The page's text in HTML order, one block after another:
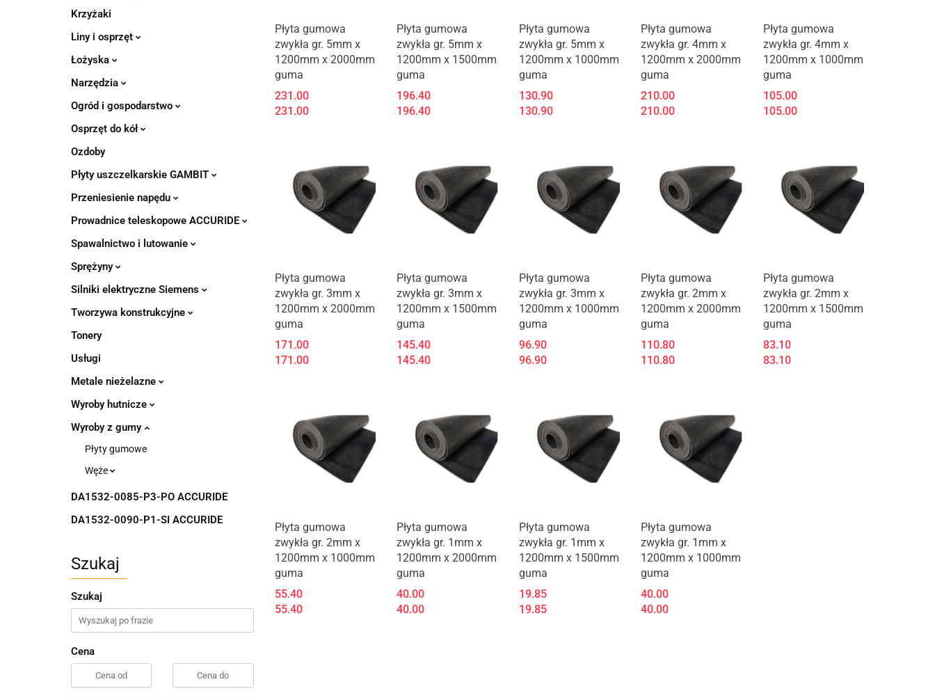
Krzyżaki
Liny i osprzęt
Łożyska
Narzędzia
Ogród i gospodarstwo
Osprzęt do kół
Ozdoby
Płyty uszczelkarskie GAMBIT
Przeniesienie napędu
Prowadnice teleskopowe ACCURIDE
Spawalnictwo i lutowanie
Sprężyny
Silniki elektryczne Siemens
Tworzywa konstrukcyjne
Tonery
Usługi
Metale nieżelazne
Wyroby hutnicze
Wyroby z gumy
Płyty gumowe
Węże
DA1532-0085-P3-PO ACCURIDE
DA1532-0090-P1-SI ACCURIDE
Szukaj
Szukaj
Cena
Płyta gumowa
zwykła gr. 5mm x
1200mm x 2000mm
guma
231.00
231.00
Płyta gumowa
zwykła gr. 5mm x
1200mm x 1500mm
guma
196.40
196.40
Płyta gumowa
zwykła gr. 5mm x
1200mm x 1000mm
guma
130.90
130.90
Płyta gumowa
zwykła gr. 4mm x
1200mm x 2000mm
guma
210.00
210.00
Płyta gumowa
zwykła gr. 4mm x
1200mm x 1000mm
guma
105.00
105.00
Płyta gumowa
zwykła gr. 3mm x
1200mm x 2000mm
guma
171.00
171.00
Płyta gumowa
zwykła gr. 3mm x
1200mm x 1500mm
guma
145.40
145.40
Płyta gumowa
zwykła gr. 3mm x
1200mm x 1000mm
guma
96.90
96.90
Płyta gumowa
zwykła gr. 2mm x
1200mm x 2000mm
guma
110.80
110.80
Płyta gumowa
zwykła gr. 2mm x
1200mm x 1500mm
guma
83.10
83.10
Płyta gumowa
zwykła gr. 2mm x
1200mm x 1000mm
guma
55.40
55.40
Płyta gumowa
zwykła gr. 1mm x
1200mm x 2000mm
guma
40.00
40.00
Produkt niedostępny
Płyta gumowa
zwykła gr. 1mm x
1200mm x 1500mm
guma
19.85
19.85
Płyta gumowa
zwykła gr. 1mm x
1200mm x 1000mm
guma
40.00
40.00